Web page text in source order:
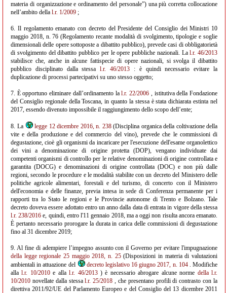
materia di organizzazione e ordinamento del personale”) una più corretta collocazione
nell’ambito della l.r. 1/2009 ;
6. Il regolamento emanato con decreto del Presidente del Consiglio dei Ministri 10
maggio 2018, n. 76 (Regolamento recante modalità di svolgimento, tipologie e soglie
dimensionali delle opere sottoposte a dibattito pubblico), prevede casi di obbligatorietà
di svolgimento del dibattito pubblico per le opere pubbliche nazionali. Lal.r. 46/2013
stabilisce che, anche in alcune fattispecie di opere nazionali, si svolga il dibattito
pubblico disciplinato dalla stessal.r. 46/2013 : è quindi necessario evitare la
duplicazione di processi partecipativi su uno stesso oggetto;
7. È opportuno eliminare dall’ordinamento lal.r. 22/2006 , istitutiva della Fondazione
del Consiglio regionale della Toscana, in quanto la stessa è stata dichiarata estinta nel
2017, essendo divenuto impossibile il raggiungimento dello scopo dell’ente;
8. La legge 12 dicembre 2016, n. 238(Disciplina organica della coltivazione della
vite e della produzione e del commercio del vino), prevede che le commissioni di
degustazione, cioè gli organismi da incaricare per l'esecuzione dell'esame organolettico
dei vini a denominazione di origine protetta (DOP), vengano individuate dai
competenti organismi di controllo per le relative denominazioni di origine controllata e
garantita (DOCG) e denominazioni di origine controllata (DOC) e non più dalle
regioni, secondo le procedure e le modalità stabilite con un decreto del Ministero delle
politiche agricole alimentari, forestali e del turismo, di concerto con il Ministero
dell'economia e delle finanze, previa intesa in sede di Conferenza permanente per i
rapporti tra lo Stato le regioni e le Provincie autonome di Trento e Bolzano. Tale
decreto doveva essere adottato entro un anno dalla data di entrata in vigore della stessa
l.r. 238/2016 e, quindi, entro l'11 gennaio 2018, ma a oggi non risulta ancora emanato.
È pertanto necessario prorogare la durata in carica delle commissioni di degustazione
fino al 31 dicembre 2019;
9. Al fine di adempiere l’impegno assunto con il Governo per evitare l'impugnazione
della legge regionale 25 maggio 2018, n. 25(Disposizioni in materia di valutazioni
ambientali in attuazione del
decreto legislativo 16 giugno 2017, n. 104. Modifiche
allal.r. 10/2010e allal.r. 46/2013) è necessario abrogare alcune norme della l.r.
10/2010 novellate dalla stessal.r. 25/2018 , che presentano profili di contrasto con la
direttiva 2011/92/UE del Parlamento Europeo e del Consiglio del 13 dicembre 2011